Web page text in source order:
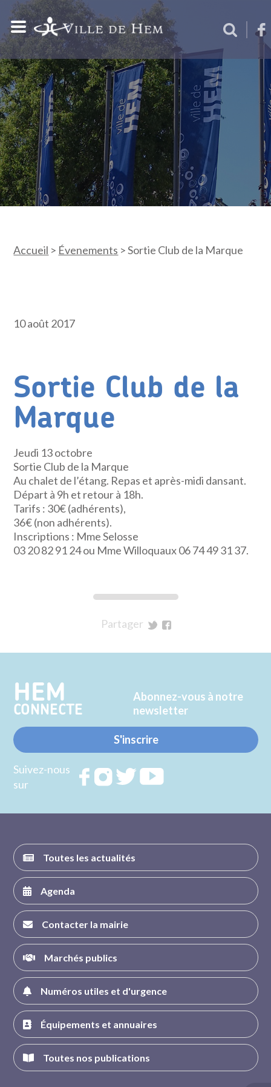
Accueil > Évenements >Sortie Club de la Marque
10 août 2017
Sortie Club de la
Marque
Jeudi 13 octobre
Sortie Club de la Marque
Au chalet de l’étang. Repas et après-midi dansant.
Départ à 9h et retour à 18h.
Tarifs : 30€ (adhérents),
36€ (non adhérents).
Inscriptions : Mme Selosse
03 20 82 91 24 ou Mme Willoquaux 06 74 49 31 37.
Partager
Twitter
Facebook
HEM
CONNECTE
Abonnez-vous à notre
newsletter
S'inscrire
Suivez-nous
sur
RejoignezRejoignezRejoignez
Toutes les actualités
Agenda
Contacter la mairie
Marchés publics
Numéros utiles et d'urgence
Équipements et annuaires
Toutes nos publications